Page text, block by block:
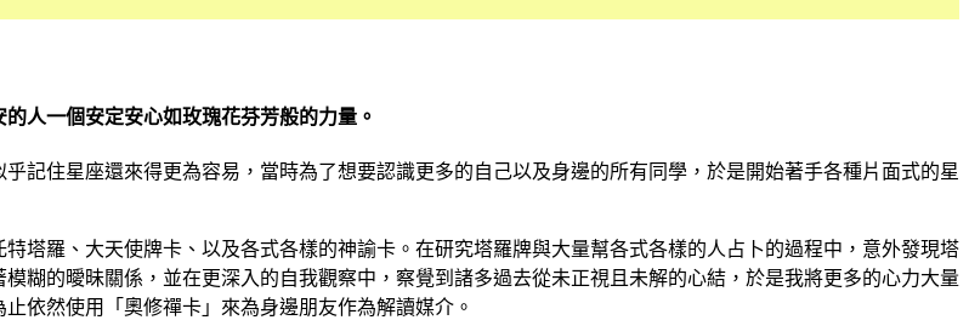
人一個安定安心如玫瑰花芬芳般的力量。
記住星座還來得更為容易，當時為了想要認識更多的自己以及身邊的所有同學，於是開始著手各種片面式的星
塔羅、大天使牌卡、以及各式各樣的神諭卡。在研究塔羅牌與大量幫各式各樣的人占卜的過程中，意外發現塔
糊的曖昧關係，並在更深入的自我觀察中，察覺到諸多過去從未正視且未解的心結，於是我將更多的心力大量
依然使用「奧修禪卡」來為身邊朋友作為解讀媒介。